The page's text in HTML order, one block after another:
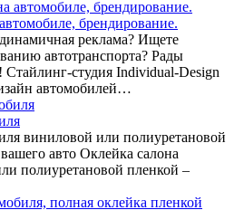
брендирование.
реклама? Ищете
автотранспорта? Рады
Стайлинг-студия Individual-Design
автомобилей…
виниловой или полиуретановой
авто Оклейка салона
полиуретановой пленкой –